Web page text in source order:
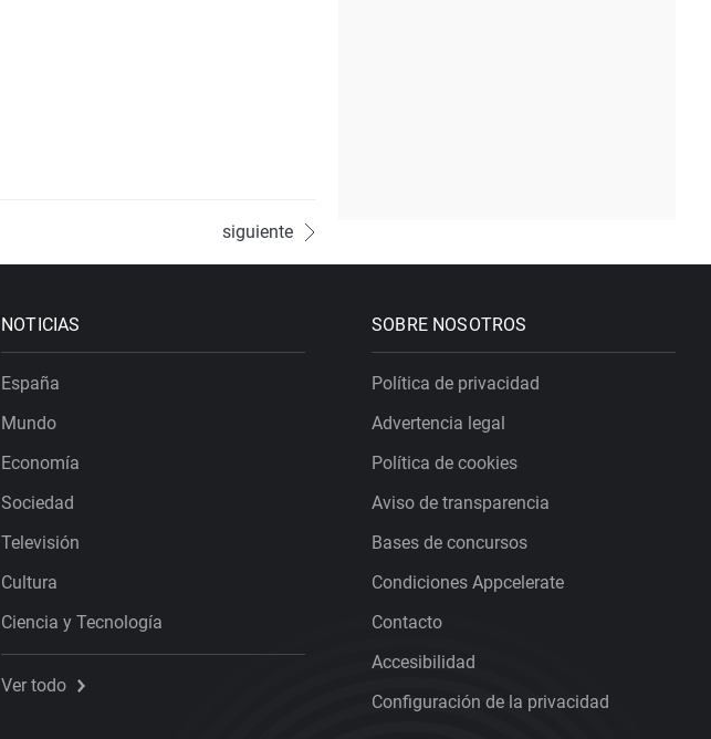
siguiente
NOTICIAS
España
Mundo
Economía
Sociedad
Televisión
Cultura
Ciencia y Tecnología
Ver todo
SOBRE NOSOTROS
Política de privacidad
Advertencia legal
Política de cookies
Aviso de transparencia
Bases de concursos
Condiciones Appcelerate
Contacto
Accesibilidad
Configuración de la privacidad